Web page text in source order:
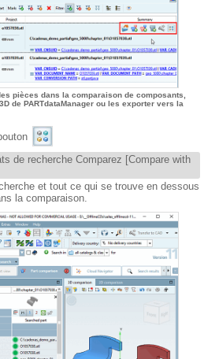
pièces dans la comparaison de composants,
de PARTdataManager ou les exporter vers la
de recherche Comparez [Compare with
et tout ce qui se trouve en dessous
la comparaison.